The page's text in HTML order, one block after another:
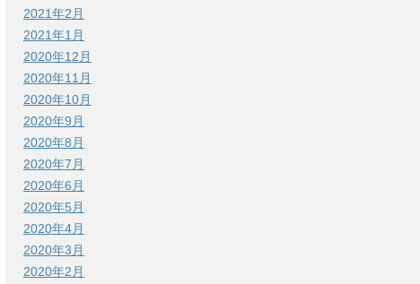
2021年2月
2021年1月
2020年12月
2020年11月
2020年10月
2020年9月
2020年8月
2020年7月
2020年6月
2020年5月
2020年4月
2020年3月
2020年2月